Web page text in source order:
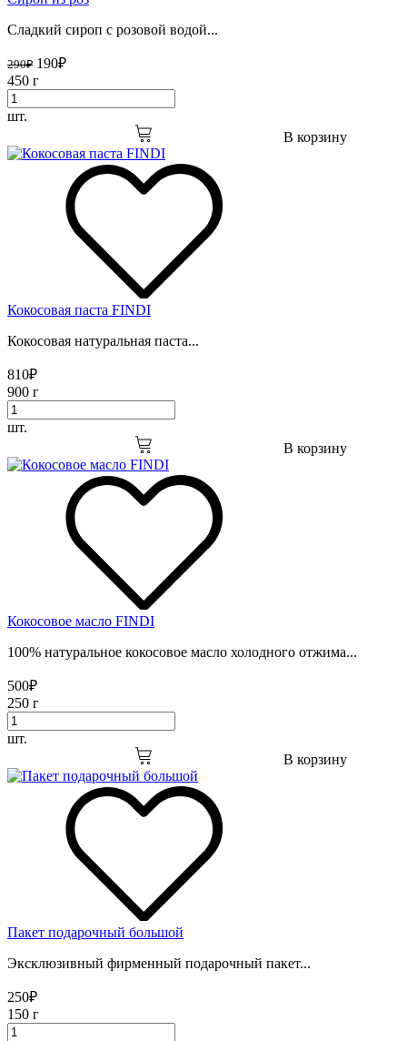
Сладкий сироп с розовой водой...
290₽ 190₽
450 г
шт.
В корзину
Кокосовая паста FINDI
Кокосовая натуральная паста...
810₽
900 г
шт.
В корзину
Кокосовое масло FINDI
100% натуральное кокосовое масло холодного отжима...
500₽
250 г
шт.
В корзину
Пакет подарочный большой
Эксклюзивный фирменный подарочный пакет...
250₽
150 г